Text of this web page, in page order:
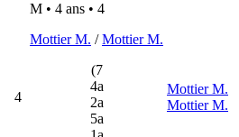
4
M • 4 ans • 4
Mottier M. /Mottier M.
(7
4a
2a
5a
Mottier M.
Mottier M.